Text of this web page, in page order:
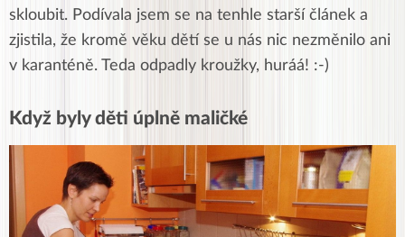
skloubit. Podívala jsem se na tenhle starší článek a
zjistila, že kromě věku dětí se u nás nic nezměnilo ani
v karanténě. Teda odpadly kroužky, huráá! :-)
Když byly děti úplně maličké